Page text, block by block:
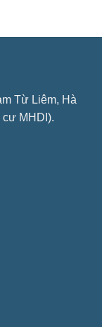
Từ Liêm, Hà
cư MHDI).